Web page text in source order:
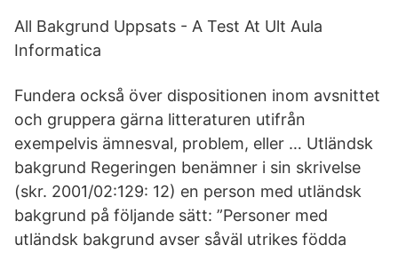
All Bakgrund Uppsats - A Test At Ult Aula
Informatica
Fundera också över dispositionen inom avsnittet
och gruppera gärna litteraturen utifrån
exempelvis ämnesval, problem, eller … Utländsk
bakgrund Regeringen benämner i sin skrivelse
(skr. 2001/02:129: 12) en person med utländsk
bakgrund på följande sätt: ”Personer med
utländsk bakgrund avser såväl utrikes födda